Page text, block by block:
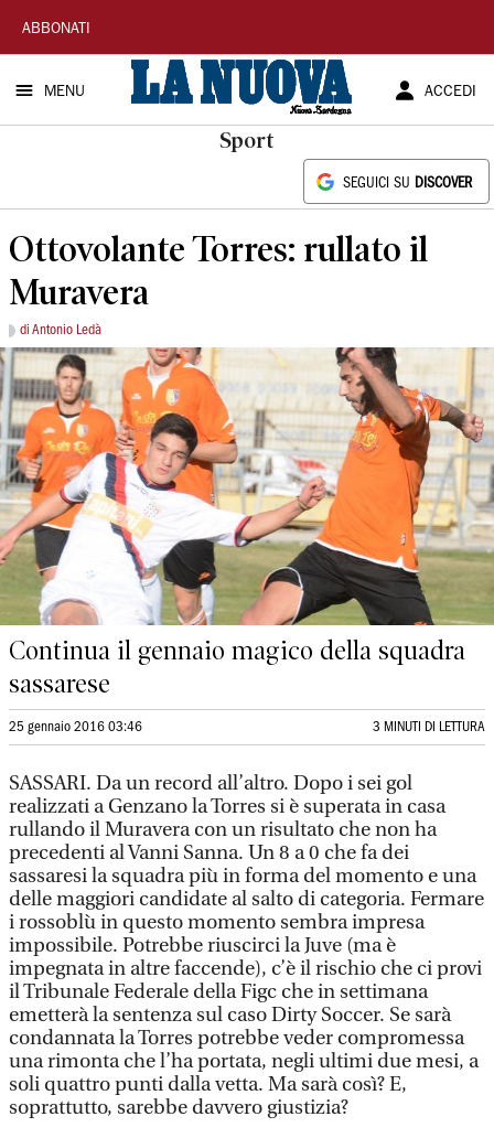
La
Nuova
Sardegna
ABBONATI
MENU ACCEDI
Sport
SEGUICI SU DISCOVER
Ottovolante Torres: rullato il
Muravera
di Antonio Ledà
Continua il gennaio magico della squadra
sassarese
25 gennaio 2016 03:46 3 MINUTI DI LETTURA
SASSARI. Da un record all’altro. Dopo i sei gol
realizzati a Genzano la Torres si è superata in casa
rullando il Muravera con un risultato che non ha
precedenti al Vanni Sanna. Un 8 a 0 che fa dei
sassaresi la squadra più in forma del momento e una
delle maggiori candidate al salto di categoria. Fermare
i rossoblù in questo momento sembra impresa
impossibile. Potrebbe riuscirci la Juve (ma è
impegnata in altre faccende), c’è il rischio che ci provi
il Tribunale Federale della Figc che in settimana
emetterà la sentenza sul caso Dirty Soccer. Se sarà
condannata la Torres potrebbe veder compromessa
una rimonta che l’ha portata, negli ultimi due mesi, a
soli quattro punti dalla vetta. Ma sarà così? E,
soprattutto, sarebbe davvero giustizia?